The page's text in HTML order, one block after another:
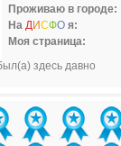
Проживаю в городе:
На ДИСФО я:
Моя страница:
здесь давно